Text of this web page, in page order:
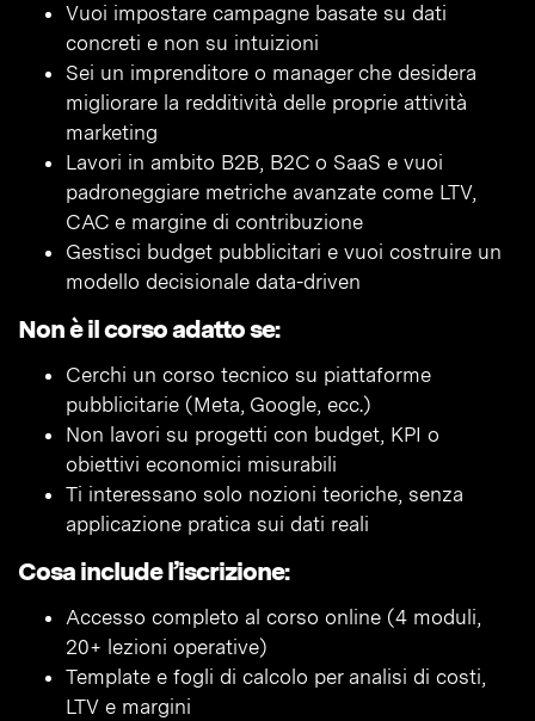
Vuoi impostare campagne basate su dati
concreti e non su intuizioni
Sei un imprenditore o manager che desidera
migliorare la redditività delle proprie attività
marketing
Lavori in ambito B2B, B2C o SaaS e vuoi
padroneggiare metriche avanzate come LTV,
CAC e margine di contribuzione
Gestisci budget pubblicitari e vuoi costruire un
modello decisionale data-driven
Non è il corso adatto se:
Cerchi un corso tecnico su piattaforme
pubblicitarie (Meta, Google, ecc.)
Non lavori su progetti con budget, KPI o
obiettivi economici misurabili
Ti interessano solo nozioni teoriche, senza
applicazione pratica sui dati reali
Cosa include l’iscrizione:
Accesso completo al corso online (4 moduli,
20+ lezioni operative)
Template e fogli di calcolo per analisi di costi,
LTV e margini